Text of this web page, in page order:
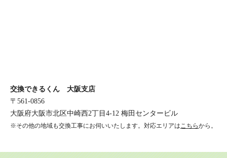
交換できるくん 大阪支店
〒561-0856
大阪府大阪市北区中崎西2丁目4-12 梅田センタービル
※その他の地域も交換工事にお伺いいたします。対応エリアはこちらから。